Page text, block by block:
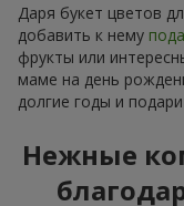
Даря букет цветов
добавить к нему
фрукты или
маме на день
долгие годы и
Нежные